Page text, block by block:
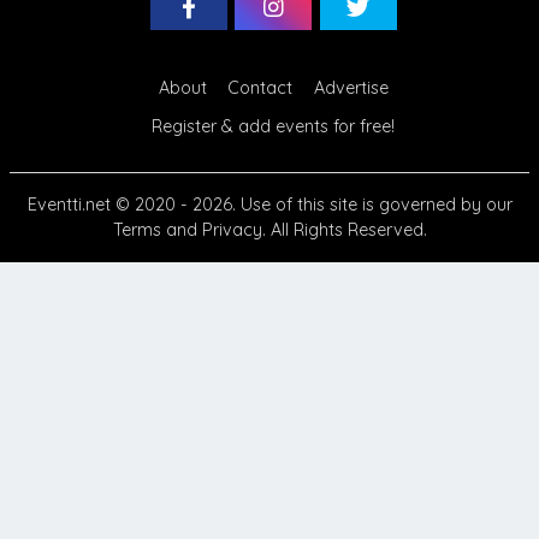
About Contact
Advertise
Register & add events for free!
Eventti.net© 2020 - 2026. Use of this site is governed by our
Terms and Privacy. All Rights Reserved.